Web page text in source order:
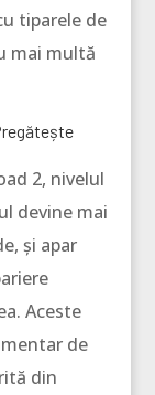
tiparele de
mai multă
2, nivelul
devine mai
și apar
Aceste
de
din